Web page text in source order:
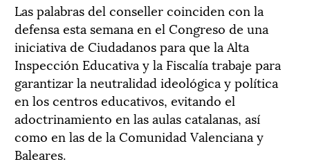
Las palabras del conseller coinciden con la
defensa esta semana en el Congreso de una
iniciativa de Ciudadanos para que la Alta
Inspección Educativa y la Fiscalía trabaje para
garantizar la neutralidad ideológica y política
en los centros educativos, evitando el
adoctrinamiento en las aulas catalanas, así
como en las de la Comunidad Valenciana y
Baleares.